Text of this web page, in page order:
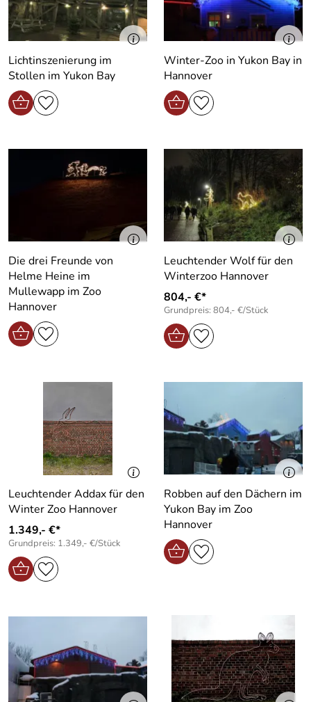
Lichtinszenierung im
Stollen im Yukon Bay
Winter-Zoo in Yukon Bay in
Hannover
Die drei Freunde von
Helme Heine im
Mullewapp im Zoo
Hannover
Leuchtender Wolf für den
Winterzoo Hannover
804,- €*
Grundpreis: 804,- €/Stück
Leuchtender Addax für den
Winter Zoo Hannover
1.349,- €*
Grundpreis: 1.349,- €/Stück
Robben auf den Dächern im
Yukon Bay im Zoo
Hannover